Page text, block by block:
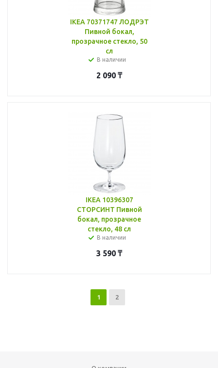
IKEA 70371747 ЛОДРЭТ
Пивной бокал,
прозрачное стекло, 50
сл
В наличии
2 090 ₸
IKEA 10396307
СТОРСИНТ Пивной
бокал, прозрачное
стекло, 48 сл
В наличии
3 590 ₸
1 2